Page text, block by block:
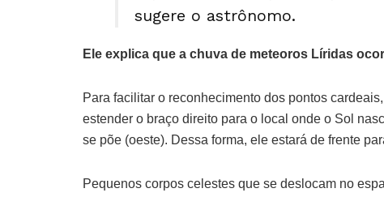
sugere o astrônomo.
Ele explica que a chuva de meteoros Líridas
Para facilitar o reconhecimento dos pontos
estender o braço direito para o local onde o Sol
se põe (oeste). Dessa forma, ele estará de frente
Pequenos corpos celestes que se deslocam no